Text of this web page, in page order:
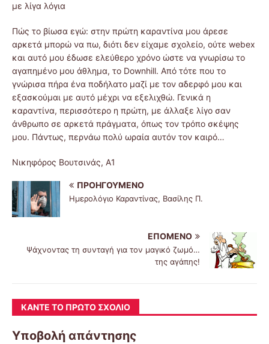
με λίγα λόγια
Πώς το βίωσα εγώ: στην πρώτη καραντίνα μου άρεσε
αρκετά μπορώ να πω, διότι δεν είχαμε σχολείο, ούτε webex
και αυτό μου έδωσε ελεύθερο χρόνο ώστε να γνωρίσω το
αγαπημένο μου άθλημα, το Downhill. Από τότε που το
γνώρισα πήρα ένα ποδήλατο μαζί με τον αδερφό μου και
εξασκούμαι με αυτό μέχρι να εξελιχθώ. Γενικά η
καραντίνα, περισσότερο η πρώτη, με άλλαξε λίγο σαν
άνθρωπο σε αρκετά πράγματα, όπως τον τρόπο σκέψης
μου. Πάντως, περνάω πολύ ωραία αυτόν τον καιρό…
Νικηφόρος Βουτσινάς, Α1
ΠΡΟΗΓΟΎΜΕΝΟ
Ημερολόγιο Καραντίνας, Βασίλης Π.
ΕΠΌΜΕΝΟ
Ψάχνοντας τη συνταγή για τον μαγικό ζωμό…
της αγάπης!
ΚΆΝΤΕ ΤΟ ΠΡΏΤΟ ΣΧΌΛΙΟ
Υποβολή απάντησης